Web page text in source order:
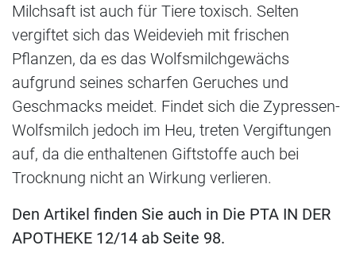
Milchsaft ist auch für Tiere toxisch. Selten
vergiftet sich das Weidevieh mit frischen
Pflanzen, da es das Wolfsmilchgewächs
aufgrund seines scharfen Geruches und
Geschmacks meidet. Findet sich die Zypressen-
Wolfsmilch jedoch im Heu, treten Vergiftungen
auf, da die enthaltenen Giftstoffe auch bei
Trocknung nicht an Wirkung verlieren.
Den Artikel finden Sie auch in Die PTA IN DER
APOTHEKE 12/14 ab Seite 98.